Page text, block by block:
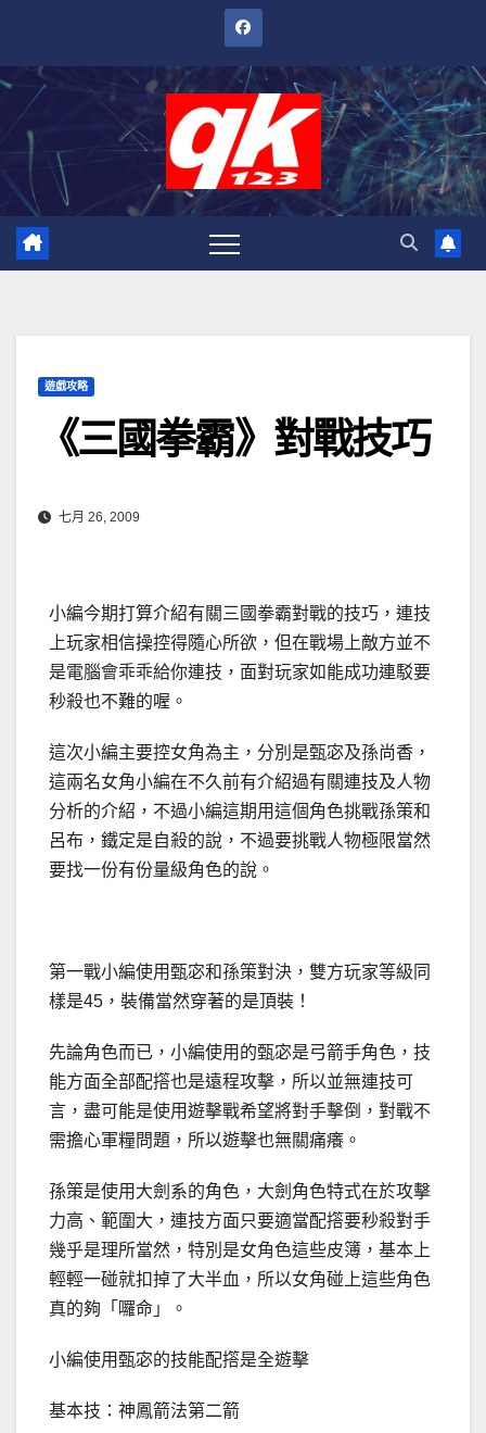
內
遊戲攻略
《三國拳霸》對戰技巧
七月 26, 2009
小編今期打算介紹有關三國拳霸對戰的技巧，連技
上玩家相信操控得隨心所欲，但在戰場上敵方並不
是電腦會乖乖給你連技，面對玩家如能成功連駁要
秒殺也不難的喔。
這次小編主要控女角為主，分別是甄宓及孫尚香，
這兩名女角小編在不久前有介紹過有關連技及人物
分析的介紹，不過小編這期用這個角色挑戰孫策和
呂布，鐵定是自殺的說，不過要挑戰人物極限當然
要找一份有份量級角色的說。
第一戰小編使用甄宓和孫策對決，雙方玩家等級同
樣是45，裝備當然穿著的是頂裝！
先論角色而已，小編使用的甄宓是弓箭手角色，技
能方面全部配撘也是遠程攻擊，所以並無連技可
言，盡可能是使用遊擊戰希望將對手擊倒，對戰不
需擔心軍糧問題，所以遊擊也無關痛癢。
孫策是使用大劍系的角色，大劍角色特式在於攻擊
力高、範圍大，連技方面只要適當配撘要秒殺對手
幾乎是理所當然，特別是女角色這些皮簿，基本上
輕輕一碰就扣掉了大半血，所以女角碰上這些角色
真的夠「囉命」。
小編使用甄宓的技能配撘是全遊擊
基本技：神鳳箭法第二箭